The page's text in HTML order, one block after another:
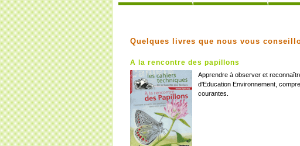
Quelques livres que nous vous
A la rencontre des papillons
Apprendre à observer et
d'Education Environnement,
courantes.